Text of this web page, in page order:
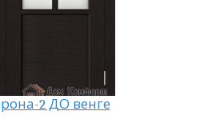
2 ДО венге